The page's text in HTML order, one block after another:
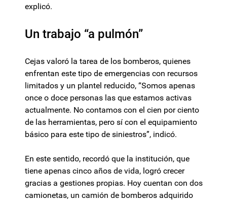
explicó.
Un trabajo “a pulmón”
Cejas valoró la tarea de los bomberos, quienes
enfrentan este tipo de emergencias con recursos
limitados y un plantel reducido, “Somos apenas
once o doce personas las que estamos activas
actualmente. No contamos con el cien por ciento
de las herramientas, pero sí con el equipamiento
básico para este tipo de siniestros”, indicó.
En este sentido, recordó que la institución, que
tiene apenas cinco años de vida, logró crecer
gracias a gestiones propias. Hoy cuentan con dos
camionetas, un camión de bomberos adquirido